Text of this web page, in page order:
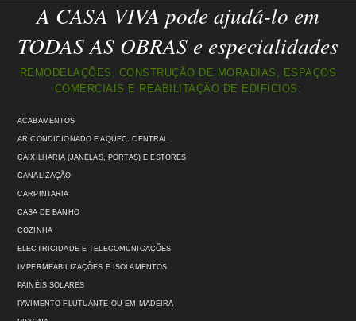
A CASA VIVA pode ajudá-lo em
TODAS AS OBRAS e especialidades
REMODELAÇÕES, CONSTRUÇÃO DE MORADIAS, ESPAÇOS
COMERCIAIS E REABILITAÇÃO DE EDIFÍCIOS:
ACABAMENTOS
AR CONDICIONADO E AQUEC. CENTRAL
CAIXILHARIA (JANELAS, PORTAS) E ESTORES
CANALIZAÇÃO
CARPINTARIA
CASA DE BANHO
COZINHA
ELECTRICIDADE E TELECOMUNICAÇÕES
IMPERMEABILIZAÇÕES E ISOLAMENTOS
PAINÉIS SOLARES
PAVIMENTO FLUTUANTE OU EM MADEIRA